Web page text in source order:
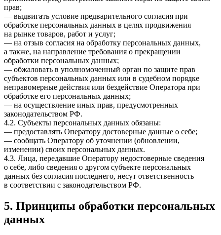
прав;
— выдвигать условие предварительного согласия при
обработке персональных данных в целях продвижения
на рынке товаров, работ и услуг;
— на отзыв согласия на обработку персональных данных,
а также, на направление требования о прекращении
обработки персональных данных;
— обжаловать в уполномоченный орган по защите прав
субъектов персональных данных или в судебном порядке
неправомерные действия или бездействие Оператора при
обработке его персональных данных;
— на осуществление иных прав, предусмотренных
законодательством РФ.
4.2. Субъекты персональных данных обязаны:
— предоставлять Оператору достоверные данные о себе;
— сообщать Оператору об уточнении (обновлении,
изменении) своих персональных данных.
4.3. Лица, передавшие Оператору недостоверные сведения
о себе, либо сведения о другом субъекте персональных
данных без согласия последнего, несут ответственность
в соответствии с законодательством РФ.
5. Принципы обработки персональных
данных